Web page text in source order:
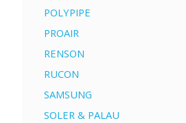
POLYPIPE
PROAIR
RENSON
RUCON
SAMSUNG
SOLER & PALAU